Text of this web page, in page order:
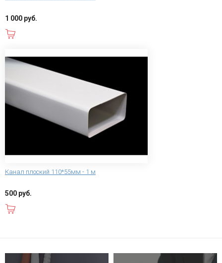
1 000 руб.
Канал плоский 110*55мм - 1 м
500 руб.